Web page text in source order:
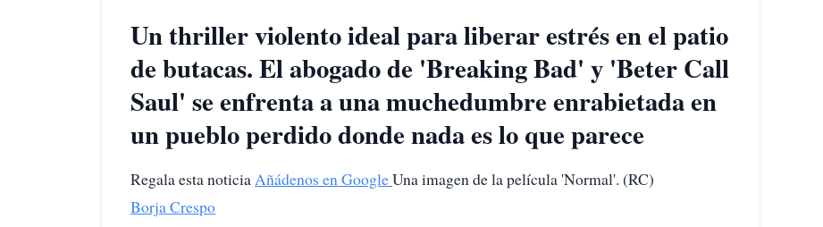
Un thriller violento ideal para liberar estrés en el patio
de butacas. El abogado de 'Breaking Bad' y 'Beter Call
Saul' se enfrenta a una muchedumbre enrabietada en
un pueblo perdido donde nada es lo que parece
Regala esta noticiaAñádenos en GoogleUna imagen de la película 'Normal'. (RC)
Borja Crespo